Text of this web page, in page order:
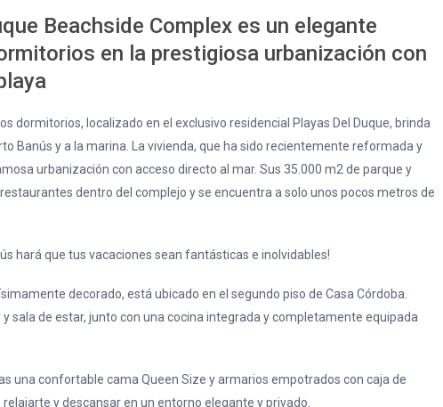
Beachside Complex es un elegante
en la prestigiosa urbanización con
dormitorios, localizado en el exclusivo residencial Playas Del Duque, brinda
Banús y a la marina. La vivienda, que ha sido recientemente reformada y
urbanización con acceso directo al mar. Sus 35.000 m2 de parque y
dentro del complejo y se encuentra a solo unos pocos metros de
hará que tus vacaciones sean fantásticas e inolvidables!
decorado, está ubicado en el segundo piso de Casa Córdoba.
sala de estar, junto con una cocina integrada y completamente equipada
una confortable cama Queen Size y armarios empotrados con caja de
y descansar en un entorno elegante y privado.